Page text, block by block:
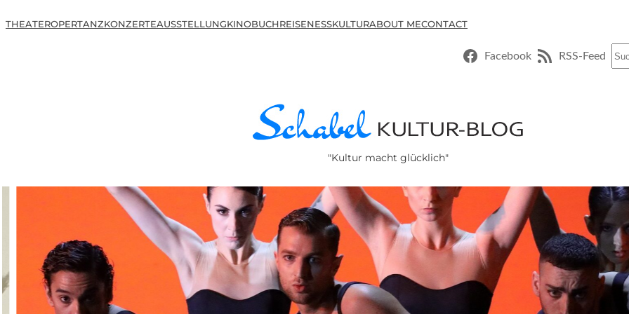
THEATEROPERTANZKONZERTEAUSSTELLUNGKINOBUCHREISENESSKULTURABOUT MECONTACT
Facebook RSS-Feed
"Kultur macht glücklich"